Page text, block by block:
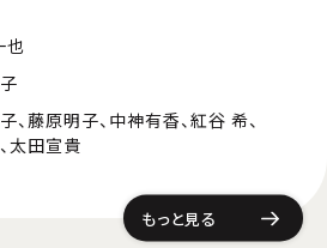
也
、藤原明子、中神有香、紅谷 希、
太田宣貴
もっと見る